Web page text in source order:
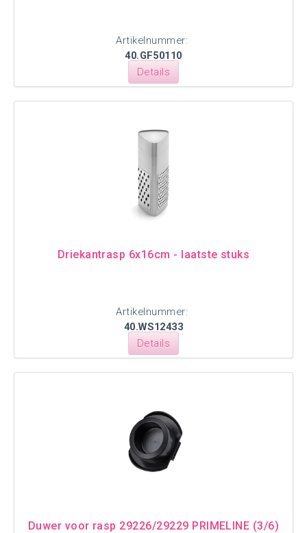
Artikelnummer:
40.GF50110
Details
Driekantrasp 6x16cm - laatste stuks
Artikelnummer:
40.WS12433
Details
Duwer voor rasp 29226/29229 PRIMELINE (3/6)